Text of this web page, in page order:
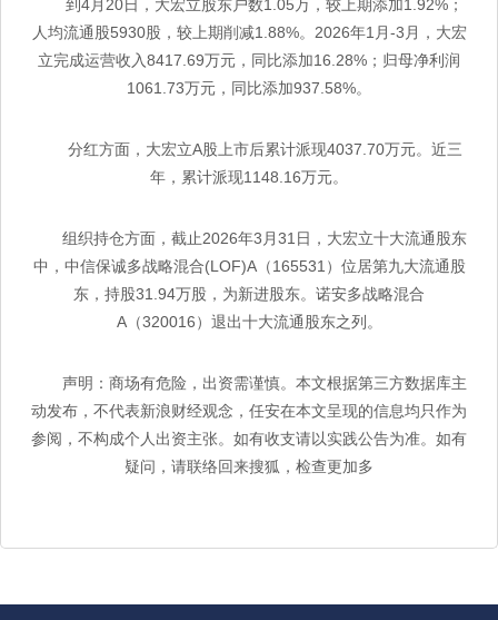
到4月20日，大宏立股东户数1.05万，较上期添加1.92%；
人均流通股5930股，较上期削减1.88%。2026年1月-3月，大宏
立完成运营收入8417.69万元，同比添加16.28%；归母净利润
1061.73万元，同比添加937.58%。
分红方面，大宏立A股上市后累计派现4037.70万元。近三
年，累计派现1148.16万元。
组织持仓方面，截止2026年3月31日，大宏立十大流通股东
中，中信保诚多战略混合(LOF)A（165531）位居第九大流通股
东，持股31.94万股，为新进股东。诺安多战略混合
A（320016）退出十大流通股东之列。
声明：商场有危险，出资需谨慎。本文根据第三方数据库主
动发布，不代表新浪财经观念，任安在本文呈现的信息均只作为
参阅，不构成个人出资主张。如有收支请以实践公告为准。如有
疑问，请联络回来搜狐，检查更加多